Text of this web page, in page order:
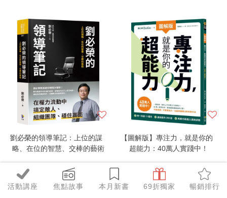
活動講座 焦點故事 本月新書 69折獨家 暢銷排行
劉必榮的領導筆記：上位的謀
略、在位的智慧、交棒的藝術
【圖解版】專注力，就是你的
超能力：40萬人實踐中！
NT$276